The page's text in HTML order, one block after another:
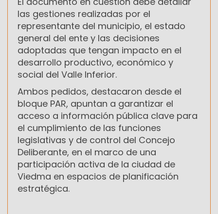
las gestiones realizadas por el
representante del municipio, el estado
general del ente y las decisiones
adoptadas que tengan impacto en el
desarrollo productivo, económico y
social del Valle Inferior.
Ambos pedidos, destacaron desde el
bloque PAR, apuntan a garantizar el
acceso a información pública clave para
el cumplimiento de las funciones
legislativas y de control del Concejo
Deliberante, en el marco de una
participación activa de la ciudad de
Viedma en espacios de planificación
estratégica.